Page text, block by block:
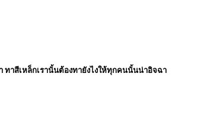
ทาสีเหล็กเรานั้นต้องทายังไงให้ทุกคนนั้นน่าอิจฉา